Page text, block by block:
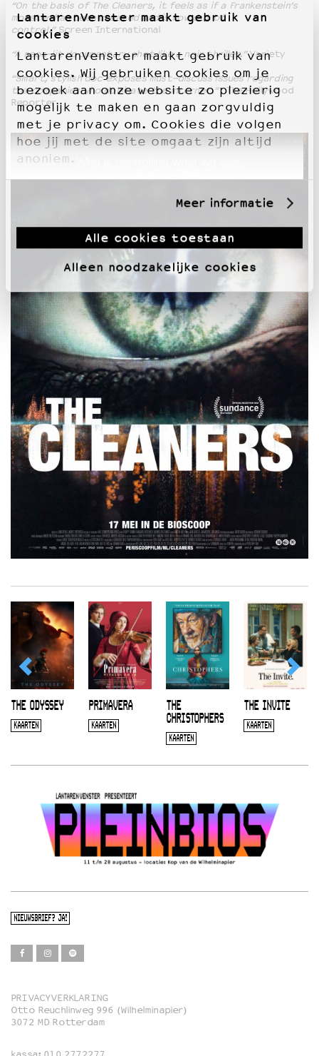
LantarenVenster maakt gebruik van
cookies
LantarenVenster maakt gebruik van
cookies. Wij gebruiken cookies om je
bezoek aan onze website zo plezierig
mogelijk te maken en gaan zorgvuldig
met je privacy om. Cookies die volgen
hoe jij met de site omgaat zijn altijd
anoniem.
Meer informatie
Alle cookies toestaan
Alleen noodzakelijke cookies
“On the basis of The Cleaners, it feels as if a Frankenstein’s
monster has been created and is now out of
control.”Screen International
“A neon-lit documentary shot like a noir thriller.”Variety
“Smart, stylish doc exposes must-discuss issues regarding
the companies who dominate the internet.”The Hollywood
Reporter
THE ODYSSEY
KAARTEN
PRIMAVERA
KAARTEN
THE
CHRISTOPHERS
KAARTEN
THE INVITE
KAARTEN
NIEUWSBRIEF? JA!
Film
PRIVACYVERKLARING
Otto Reuchlinweg 996 (Wilhelminapier)
3072 MD Rotterdam